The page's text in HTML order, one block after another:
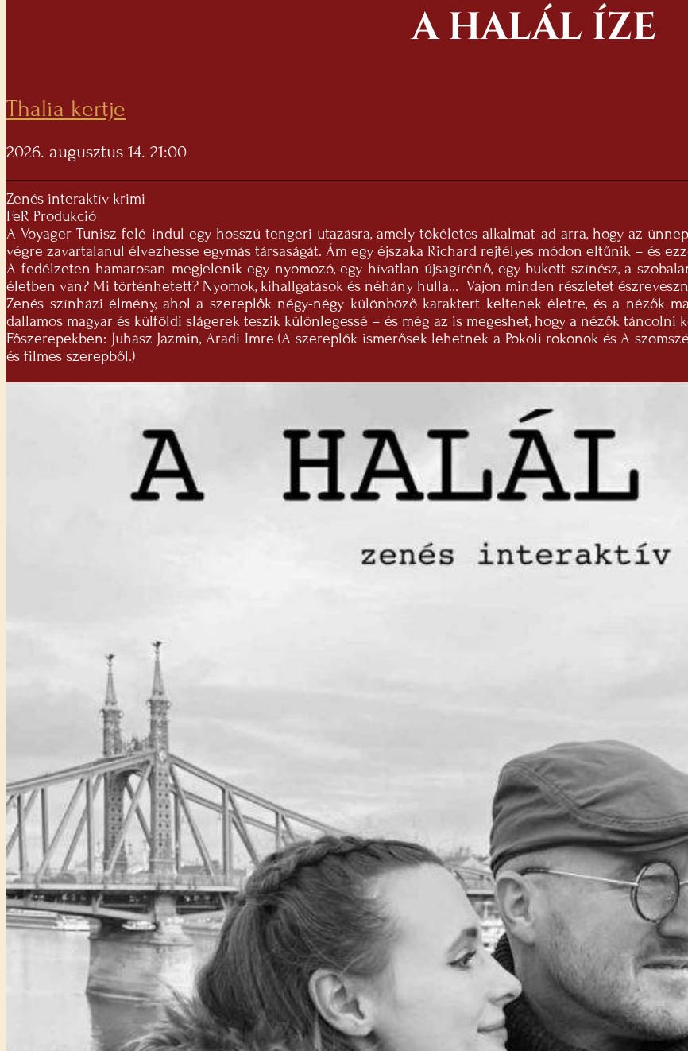
A HALÁL ÍZE
Thalia kertje
2026. augusztus 14. 21:00
Zenés interaktív krimi
FeR Produkció
A Voyager Tunisz felé indul egy hosszú tengeri utazásra, amely tökéletes alkalmat ad arra, hogy az
végre zavartalanul élvezhesse egymás társaságát. Ám egy éjszaka Richard rejtélyes módon eltűnik – és
A fedélzeten hamarosan megjelenik egy nyomozó, egy hívatlan újságírónő, egy bukott színész, a
életben van? Mi történhetett? Nyomok, kihallgatások és néhány hulla… Vajon minden részletet
Zenés színházi élmény, ahol a szereplők négy-négy különböző karaktert keltenek életre, és a nézők
dallamos magyar és külföldi slágerek teszik különlegessé – és még az is megeshet, hogy a nézők táncolni
Főszerepekben: Juhász Jázmin, Aradi Imre (A szereplők ismerősek lehetnek a Pokoli rokonok és A
és filmes szerepből.)